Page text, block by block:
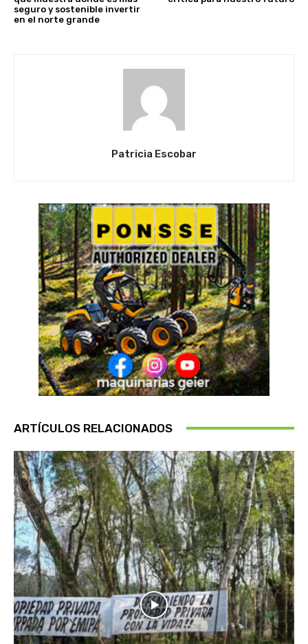
seguro y sostenible invertir
en el norte grande
Patricia Escobar
ARTÍCULOS RELACIONADOS